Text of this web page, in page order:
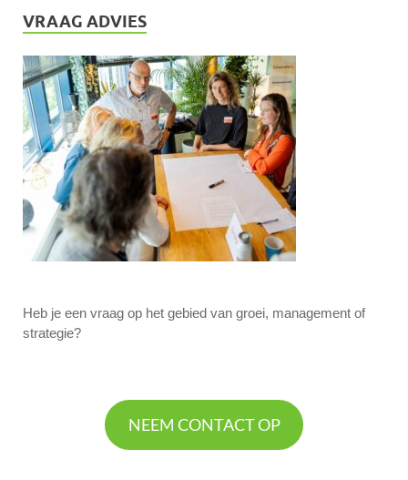
VRAAG ADVIES
Heb je een vraag op het gebied van groei, management of
strategie?
NEEM CONTACT OP